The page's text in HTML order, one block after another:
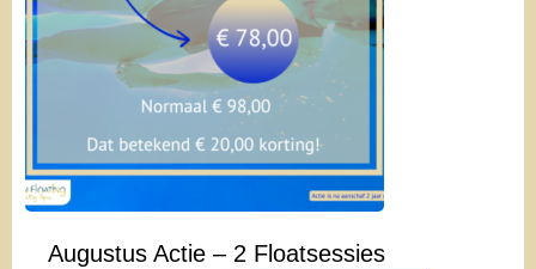
Augustus Actie – 2 Floatsessies